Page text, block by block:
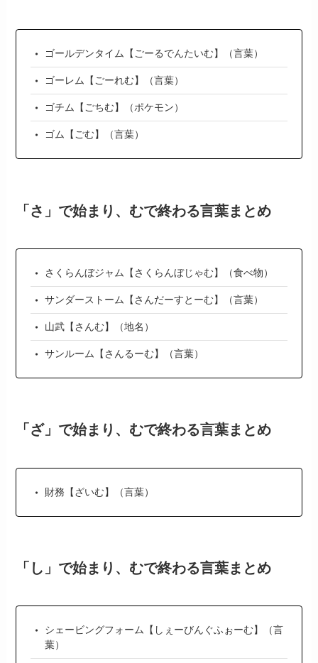
ゴールデンタイム【ごーるでんたいむ】（言葉）
ゴーレム【ごーれむ】（言葉）
ゴチム【ごちむ】（ポケモン）
ゴム【ごむ】（言葉）
「さ」で始まり、むで終わる言葉まとめ
さくらんぼジャム【さくらんぼじゃむ】（食べ物）
サンダーストーム【さんだーすとーむ】（言葉）
山武【さんむ】（地名）
サンルーム【さんるーむ】（言葉）
「ざ」で始まり、むで終わる言葉まとめ
財務【ざいむ】（言葉）
「し」で始まり、むで終わる言葉まとめ
シェービングフォーム【しぇーびんぐふぉーむ】（言
葉）